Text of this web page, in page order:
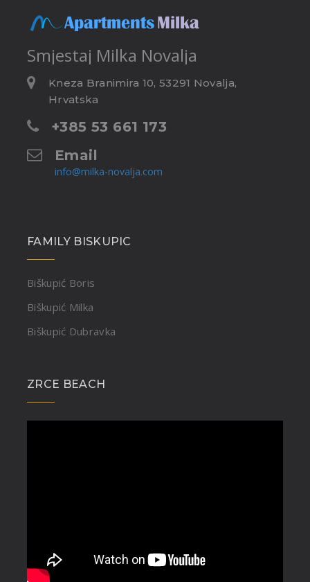
Smjestaj Milka Novalja
Kneza Branimira 10, 53291 Novalja,
Hrvatska
+385 53 661 173
Email
info@milka-novalja.com
FAMILY BISKUPIC
Biškupić Boris
Biškupić Milka
Biškupić Dubravka
ZRCE BEACH